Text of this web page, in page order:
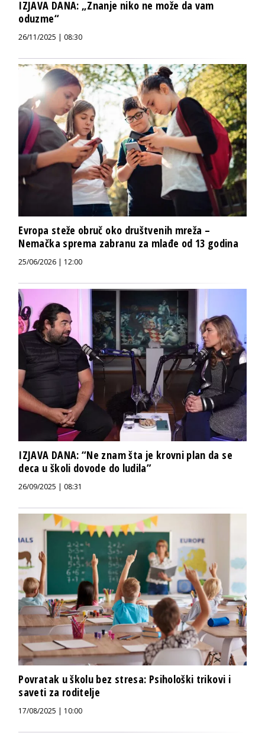
IZJAVA DANA: „Znanje niko ne može da vam
oduzme“
26/11/2025 | 08:30
Evropa steže obruč oko društvenih mreža –
Nemačka sprema zabranu za mlađe od 13 godina
25/06/2026 | 12:00
IZJAVA DANA: “Ne znam šta je krovni plan da se
deca u školi dovode do ludila”
26/09/2025 | 08:31
Povratak u školu bez stresa: Psihološki trikovi i
saveti za roditelje
17/08/2025 | 10:00